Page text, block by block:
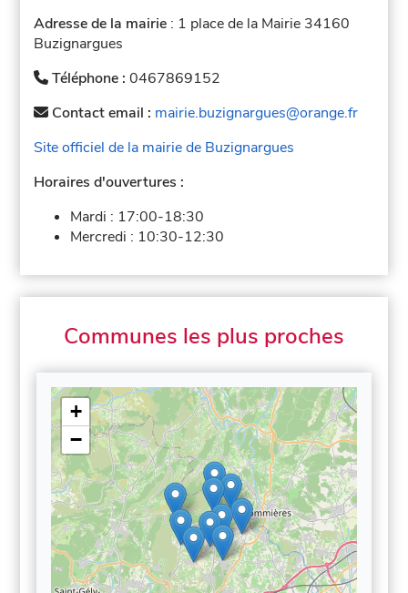
Adresse de la mairie : 1 place de la Mairie 34160
Buzignargues
Téléphone :0467869152
Contact email : mairie.buzignargues@orange.fr
Site officiel de la mairie de Buzignargues
Horaires d'ouvertures :
Mardi : 17:00-18:30
Mercredi : 10:30-12:30
Communes les plus proches
+
−